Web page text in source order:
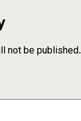
not be published.